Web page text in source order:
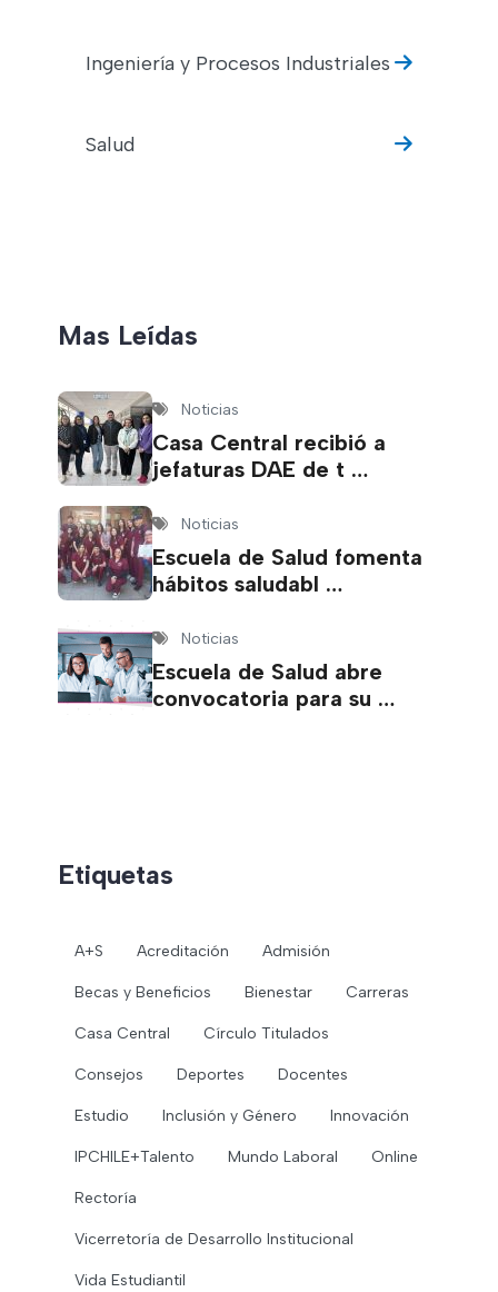
Ingeniería y Procesos Industriales
Salud
Mas Leídas
Noticias
Casa Central recibió a
jefaturas DAE de t …
Noticias
Escuela de Salud fomenta
hábitos saludabl …
Noticias
Escuela de Salud abre
convocatoria para su …
Etiquetas
A+S Acreditación Admisión
Becas y Beneficios Bienestar Carreras
Casa Central Círculo Titulados
Consejos Deportes Docentes
Estudio Inclusión y Género Innovación
IPCHILE+Talento Mundo Laboral Online
Rectoría
Vicerretoría de Desarrollo Institucional
Vida Estudiantil